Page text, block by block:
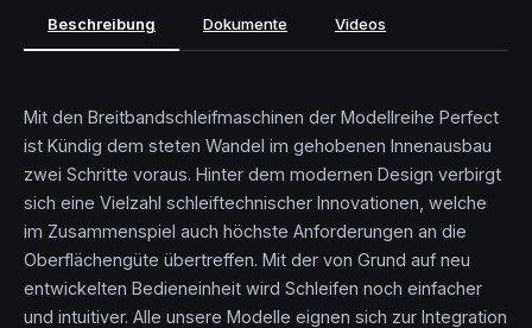
Beschreibung Dokumente Videos
Mit den Breitbandschleifmaschinen der Modellreihe Perfect
ist Kündig dem steten Wandel im gehobenen Innenausbau
zwei Schritte voraus. Hinter dem modernen Design verbirgt
sich eine Vielzahl schleiftechnischer Innovationen, welche
im Zusammenspiel auch höchste Anforderungen an die
Oberflächengüte übertreffen. Mit der von Grund auf neu
entwickelten Bedieneinheit wird Schleifen noch einfacher
und intuitiver. Alle unsere Modelle eignen sich zur Integration